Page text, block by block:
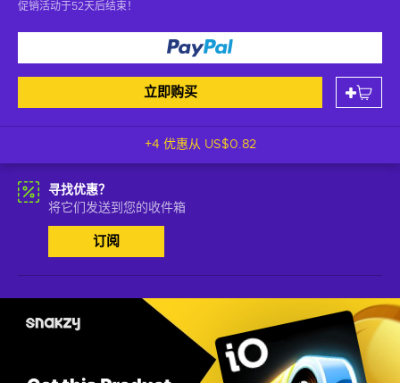
促销活动于52天后结束！
立即购买
+4 优惠从 US$0.82
寻找优惠？
将它们发送到您的收件箱
订阅